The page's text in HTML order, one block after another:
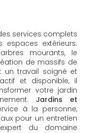
services complets
extérieurs.
mourants, le
de massifs de
un travail soigné et
et disponible, il
votre jardin
Jardins et
à la personne,
pour un entretien
du domaine